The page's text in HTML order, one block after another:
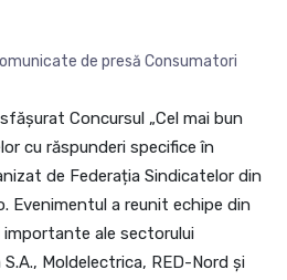
de presă Consumatori
Concursul „Cel mai bun
cu răspunderi specifice în
de Federația Sindicatelor din
Evenimentul a reunit echipe din
ale sectorului
Moldelectrica, RED-Nord și